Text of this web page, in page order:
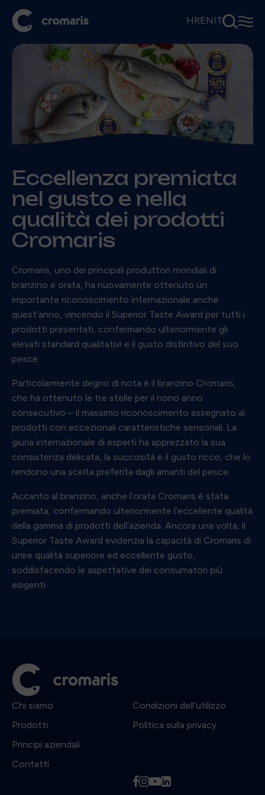
HREN IT⚲☰
Eccellenza premiata
nel gusto e nella
qualità dei prodotti
Cromaris
Cromaris, uno dei principali produttori mondiali di
branzino e orata, ha nuovamente ottenuto un
importante riconoscimento internazionale anche
quest’anno, vincendo il Superior Taste Award per tutti i
prodotti presentati, confermando ulteriormente gli
elevati standard qualitativi e il gusto distintivo del suo
pesce.
Particolarmente degno di nota è il branzino Cromaris,
che ha ottenuto le tre stelle per il nono anno
consecutivo – il massimo riconoscimento assegnato ai
prodotti con eccezionali caratteristiche sensoriali. La
giuria internazionale di esperti ha apprezzato la sua
consistenza delicata, la succosità e il gusto ricco, che lo
rendono una scelta preferita dagli amanti del pesce.
Accanto al branzino, anche l’orata Cromaris è stata
premiata, confermando ulteriormente l’eccellente qualità
della gamma di prodotti dell’azienda. Ancora una volta, il
Superior Taste Award evidenzia la capacità di Cromaris di
unire qualità superiore ed eccellente gusto,
soddisfacendo le aspettative dei consumatori più
esigenti.
Chi siamo
Prodotti
Principi aziendali
Contatti
Condizioni dell’utilizzo
Politica sulla privacy
fiyl